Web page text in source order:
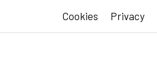
Cookies Privacy